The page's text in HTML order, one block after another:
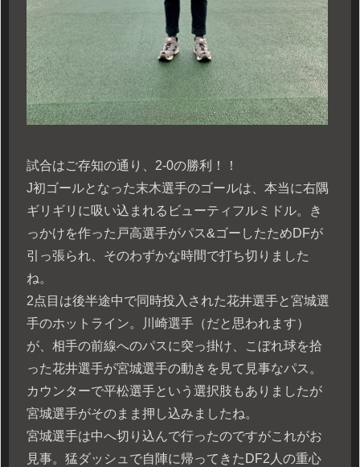
試合はご存知の通り、2-0の勝利！！
J初ゴールとなった末木選手のゴールは、本当に右隅
ギリギリに吸い込まれるビューティフルミドル。き
っかけを作った戸高選手がパス&ゴーしたためDFが
引っ張られ、そのわずかな時間で打ち切りました
ね。
2点目は後半途中で同時投入された花井選手と宮城選
手のホットライン。川崎選手（だと思われます）
が、相手の前線へのパスに突っ掛け、こぼれ球を拾
った花井選手が宮城選手の動きを見て見事なパス。
カウンターで平松選手という選択肢もありましたが
宮城選手がそのまま押し込みましたね。
宮城選手は中へ切り込んで行ったのですがこれがお
見事。猛ダッシュで自陣に帰ってきたDF2人の重心